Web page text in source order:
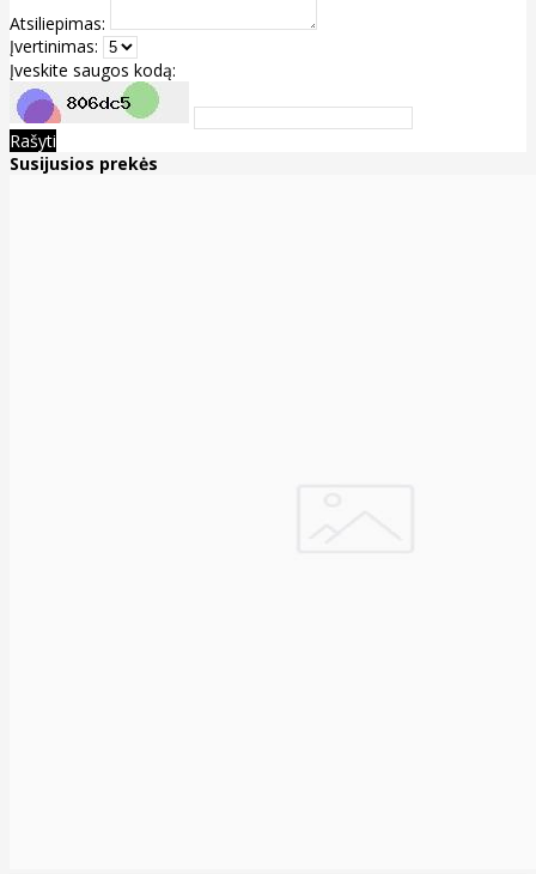
Atsiliepimas:
Įvertinimas:
Įveskite saugos kodą:
Rašyti
Susijusios prekės